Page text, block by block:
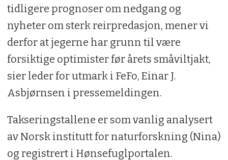
tidligere prognoser om nedgang og
nyheter om sterk reirpredasjon, mener vi
derfor at jegerne har grunn til være
forsiktige optimister før årets småviltjakt,
sier leder for utmark i FeFo, Einar J.
Asbjørnsen i pressemeldingen.
Takseringstallene er som vanlig analysert
av Norsk institutt for naturforskning (Nina)
og registrert i Hønsefuglportalen.